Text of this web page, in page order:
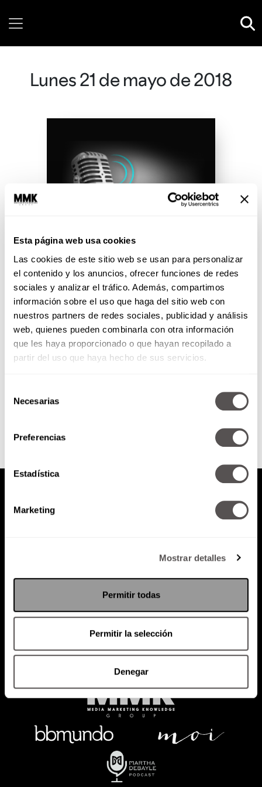
Esta página web usa cookies
Las cookies de este sitio web se usan para personalizar
el contenido y los anuncios, ofrecer funciones de redes
sociales y analizar el tráfico. Además, compartimos
información sobre el uso que haga del sitio web con
nuestros partners de redes sociales, publicidad y análisis
web, quienes pueden combinarla con otra información
que les haya proporcionado o que hayan recopilado a
partir del uso que haya hecho de sus servicios.
Necesarias
Preferencias
Estadística
Marketing
Mostrar detalles
Permitir todas
Permitir la selección
Denegar
Lunes 21 de mayo de 2018
Lunes 21 de mayo de 2018
*El cerebro hambriento *¿Qué
son los ligamentos, tendones,
esguinces y desgarres? *¿Por qué
nos dan miedo los cambios?
Política de Privacidad
PODCAST RADIO MARTHA EVENTOS
SACA TU ID